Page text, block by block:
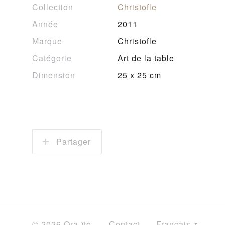
Collection
Christofle
Année
2011
Marque
Christofle
Catégorie
Art de la table
Dimension
25 x 25 cm
Partager